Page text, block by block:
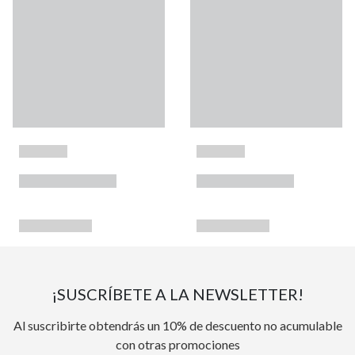
¡SUSCRÍBETE A LA NEWSLETTER!
Al suscribirte obtendrás un 10% de descuento no acumulable
con otras promociones